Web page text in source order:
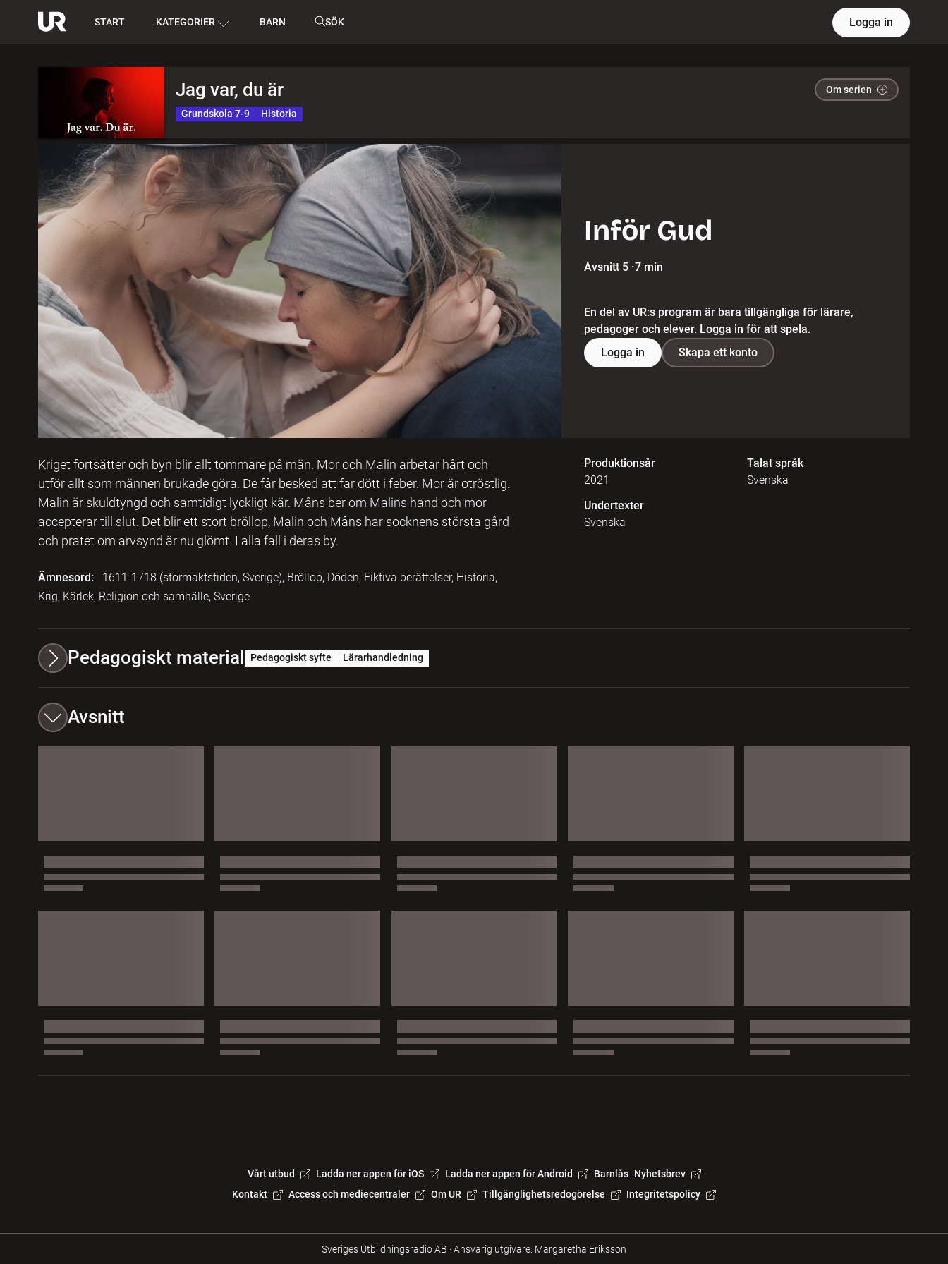
START KATEGORIER BARN SÖK Logga in
Jag var, du är Om serien
Grundskola 7-9 Historia
Inför Gud
Avsnitt 5 ·7 min
En del av UR:s program är bara tillgängliga för lärare,
pedagoger och elever. Logga in för att spela.
Logga in
Skapa ett konto
Kriget fortsätter och byn blir allt tommare på män. Mor och Malin arbetar hårt och
utför allt som männen brukade göra. De får besked att far dött i feber. Mor är otröstlig.
Malin är skuldtyngd och samtidigt lyckligt kär. Måns ber om Malins hand och mor
accepterar till slut. Det blir ett stort bröllop, Malin och Måns har socknens största gård
och pratet om arvsynd är nu glömt. I alla fall i deras by.
Ämnesord:
1611-1718 (stormaktstiden, Sverige), Bröllop, Döden, Fiktiva berättelser, Historia,
Krig, Kärlek, Religion och samhälle, Sverige
Produktionsår
2021
Talat språk
Svenska
Undertexter
Svenska
Pedagogiskt material Pedagogiskt syfte Lärarhandledning
Avsnitt
Vårt utbud Ladda ner appen för iOS Ladda ner appen för Android Barnlås Nyhetsbrev
Kontakt
Access och mediecentraler Om UR Tillgänglighetsredogörelse Integritetspolicy
Sveriges Utbildningsradio AB ·Ansvarig utgivare: Margaretha Eriksson